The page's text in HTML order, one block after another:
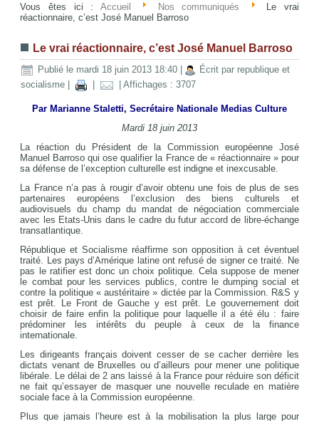
Vous êtes ici : Accueil Nos communiqués
Le vrai
réactionnaire, c’est José Manuel Barroso
Le vrai réactionnaire, c’est José Manuel Barroso
Publié le mardi 18 juin 2013 18:40
Écrit par republique et
socialisme
| Affichages : 3707
Par Marianne Staletti, Secrétaire Nationale Medias Culture
Mardi 18 juin 2013
La réaction du Président de la Commission européenne José
Manuel Barroso qui ose qualifier la France de « réactionnaire » pour
sa défense de l’exception culturelle est indigne et inexcusable.
La France n’a pas à rougir d’avoir obtenu une fois de plus de ses
partenaires européens l’exclusion des biens culturels et
audiovisuels du champ du mandat de négociation commerciale
avec les Etats-Unis dans le cadre du futur accord de libre-échange
transatlantique.
République et Socialisme réaffirme son opposition à cet éventuel
traité. Les pays d’Amérique latine ont refusé de signer ce traité. Ne
pas le ratifier est donc un choix politique. Cela suppose de mener
le combat pour les services publics, contre le dumping social et
contre la politique « austéritaire » dictée par la Commission. R&S y
est prêt. Le Front de Gauche y est prêt. Le gouvernement doit
choisir de faire enfin la politique pour laquelle il a été élu : faire
prédominer les intérêts du peuple à ceux de la finance
internationale.
Les dirigeants français doivent cesser de se cacher derrière les
dictats venant de Bruxelles ou d’ailleurs pour mener une politique
libérale. Le délai de 2 ans laissé à la France pour réduire son déficit
ne fait qu’essayer de masquer une nouvelle reculade en matière
sociale face à la Commission européenne.
Plus que jamais l’heure est à la mobilisation la plus large pour